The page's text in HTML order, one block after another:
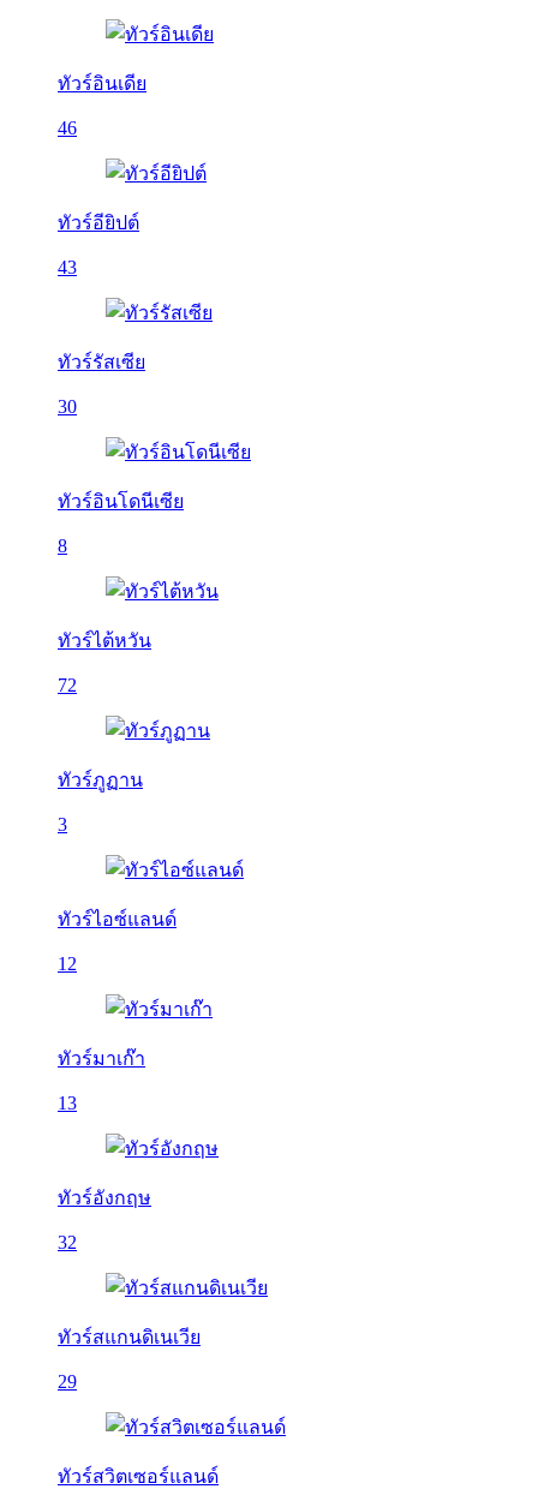
ทัวร์อินเดีย
46
ทัวร์อียิปต์
43
ทัวร์รัสเซีย
30
ทัวร์อินโดนีเซีย
8
ทัวร์ไต้หวัน
72
ทัวร์ภูฏาน
3
ทัวร์ไอซ์แลนด์
12
ทัวร์มาเก๊า
13
ทัวร์อังกฤษ
32
ทัวร์สแกนดิเนเวีย
29
ทัวร์สวิตเซอร์แลนด์